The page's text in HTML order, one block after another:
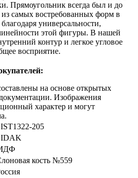
Прямоугольник всегда был и до
из самых востребованных форм в
универсальности,
этой фигуры. В нашей
контур и легкое угловое
восприятие.
на основе открытых
Изображения
характер и могут
205
кость №559